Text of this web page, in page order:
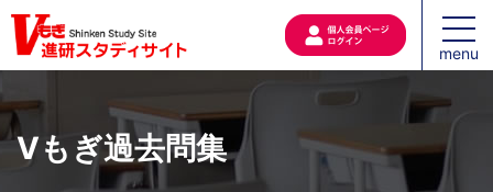
を
く
Vもぎ過去問集